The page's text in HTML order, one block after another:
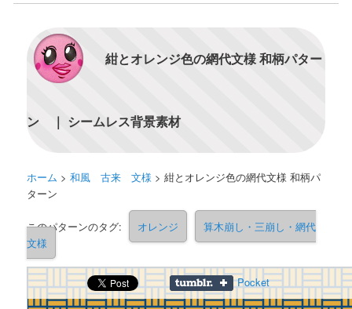
紺とオレンジ色の網代文様 和柄パター
ン ｜ シームレス背景素材
ホーム >和風 古来 文様 >紺とオレンジ色の網代文様 和柄パ
ターン
このパターンのタグ: オレンジ
算木崩し・三崩し・網代
文様
Pocket